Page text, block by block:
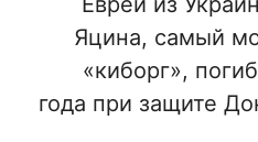
Яцина, самый
«киборг»,
года при защите